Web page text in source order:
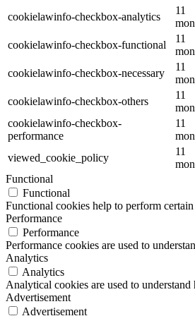
cookielawinfo-checkbox-analytics
11
cookielawinfo-checkbox-functional
11
cookielawinfo-checkbox-necessary
11
cookielawinfo-checkbox-others
11
cookielawinfo-checkbox-
performance
11
viewed_cookie_policy
11
Functional
Functional
Functional cookies help to perform
Performance
Performance
Performance cookies are used to
Analytics
Analytics
Analytical cookies are used to
Advertisement
Advertisement